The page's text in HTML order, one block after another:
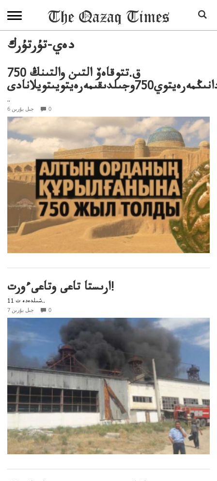
دەي-تۇرتۇرك
ق.تتوقاەۆ التىن والتىنڭ 750
..
6 جىل بۇرىن 0
ارىستا تاعى وتاعىءورت!
11 شىلدەدە ت..
7 جىل بۇرىن 0